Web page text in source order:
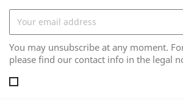
You may unsubscribe at any moment.
please find our contact info in the legal